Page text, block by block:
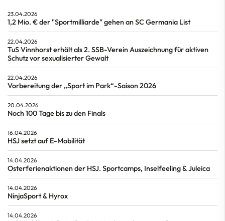
23.04.2026
1,2 Mio. € der "Sportmilliarde" gehen an SC Germania List
22.04.2026
TuS Vinnhorst erhält als 2. SSB-Verein Auszeichnung für aktiven
Schutz vor sexualisierter Gewalt
22.04.2026
Vorbereitung der „Sport im Park“-Saison 2026
20.04.2026
Noch 100 Tage bis zu den Finals
16.04.2026
HSJ setzt auf E-Mobilität
14.04.2026
Osterferienaktionen der HSJ. Sportcamps, Inselfeeling & Juleica
14.04.2026
NinjaSport & Hyrox
14.04.2026